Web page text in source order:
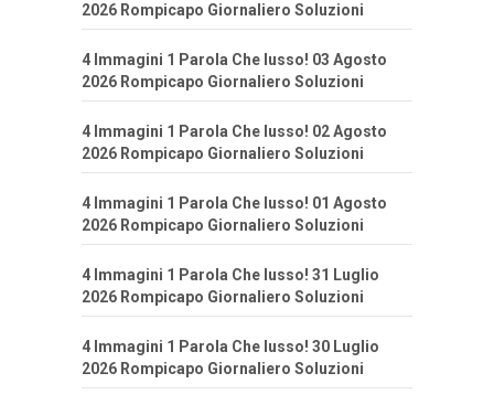
2026 Rompicapo Giornaliero Soluzioni
4 Immagini 1 Parola Che lusso! 03 Agosto
2026 Rompicapo Giornaliero Soluzioni
4 Immagini 1 Parola Che lusso! 02 Agosto
2026 Rompicapo Giornaliero Soluzioni
4 Immagini 1 Parola Che lusso! 01 Agosto
2026 Rompicapo Giornaliero Soluzioni
4 Immagini 1 Parola Che lusso! 31 Luglio
2026 Rompicapo Giornaliero Soluzioni
4 Immagini 1 Parola Che lusso! 30 Luglio
2026 Rompicapo Giornaliero Soluzioni